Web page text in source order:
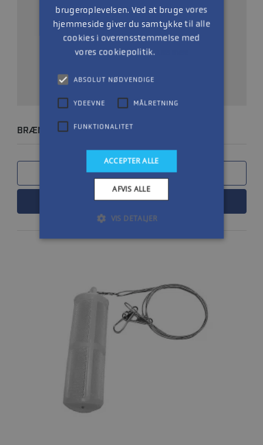
BRÆNDSTOFSLANGESÆT 12 FOD
SAMMENLIGN
LÆS MERE
brugeroplevelsen. Ved at bruge vores
hjemmeside giver du samtykke til alle
cookies i overensstemmelse med
vores cookiepolitik.
ABSOLUT NØDVENDIGE
YDEEVNE MÅLRETNING
FUNKTIONALITET
ACCEPTER ALLE
AFVIS ALLE
VIS DETALJER